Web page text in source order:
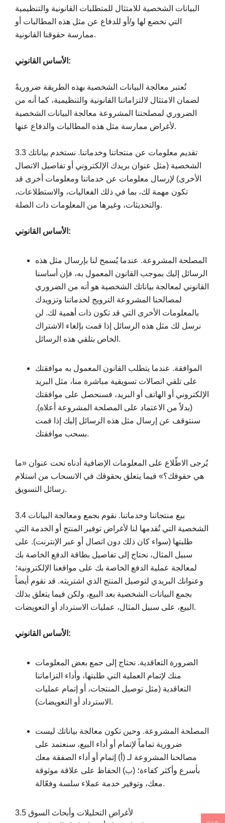
البيانات الشخصية للامتثال للمتطلبات القانونية والتنظيمية
التي نخضع لها و/أو للدفاع عن مثل هذه المطالبات أو
ممارسة حقوقنا القانونية.
الأساس القانوني:
تُعتبر معالجة البيانات الشخصية بهذه الطريقة ضروريةً
لضمان الامتثال لالتزاماتنا القانونية والتنظيمية، كما أنه من
الضروري لمصلحتنا المشروعة معالجة البيانات الشخصية
لأغراض ممارسة مثل هذه المطالبات والدفاع عنها.
3.3 تقديم معلومات عن منتجاتنا وخدماتنا. نستخدم بياناتك
الشخصية (مثل عنوان بريدك الإلكتروني أو تفاصيل الاتصال
الأخرى) لإرسال معلومات عن خدماتنا ومعلومات أخرى قد
تكون مهمة لك، بما في ذلك الفعاليات، والاستطلاعات،
والتحديثات، وغيرها من المعلومات ذات الصلة.
الأساس القانوني:
المصلحة المشروعة. عندما يُسمح لنا بإرسال مثل هذه
الرسائل إليك بموجب القانون المعمول به، فإن أساسنا
القانوني لمعالجة بياناتك الشخصية هو أنه من الضروري
لمصالحنا المشروعة الترويج لخدماتنا وتزويدك
بالمعلومات الأخرى التي قد تكون ذات أهمية لك. لن
نرسل لك مثل هذه الرسائل إذا قمت بإلغاء الاشتراك
الخاص بتلقي هذه الرسائل.
الموافقة. عندما يتطلب القانون المعمول به موافقتك
على تلقي اتصالات تسويقية مباشرة منا، مثل البريد
الإلكتروني أو الهاتف أو البريد، فسنحصل على موافقتك
(بدلاً من الاعتماد على المصلحة المشروعة أعلاه).
سنتوقف عن إرسال مثل هذه الرسائل إليك إذا قمت
بسحب موافقتك.
يُرجى الاطّلاع على المعلومات الإضافية أدناه تحت عنوان «ما
هي حقوقك؟» فيما يتعلق بحقوقك في الانسحاب من استلام
رسائل التسويق.
3.4 بيع منتجاتنا وخدماتنا. نقوم بجمع ومعالجة البيانات
الشخصية التي تُقدمها لنا لأغراض توفير المنتج أو الخدمة التي
طلبتها (سواء كان ذلك دون اتصال أو عبر الإنترنت). على
سبيل المثال، نحتاج إلى تفاصيل بطاقة الدفع الخاصة بك
لمعالجة عملية الدفع الخاصة بك على مواقعنا الإلكترونية؛
وعنوانك البريدي لتوصيل المنتج الذي اشتريته. قد نقوم أيضاً
بجمع البيانات الشخصية بعد البيع، ولكن فيما يتعلق بذلك
البيع، على سبيل المثال، عمليات الاسترداد أو التعويضات.
الأساس القانوني:
الضرورة التعاقدية. نحتاج إلى جمع بعض المعلومات
منك لإتمام العملية التي طلبتها، وأداء التزاماتنا
التعاقدية (مثل توصيل المنتجات، أو إتمام عمليات
الاسترداد أو التعويضات).
المصلحة المشروعة. وحين تكون معالجة بياناتك ليست
ضرورية تماماً لإتمام أو أداء البيع، سنعتمد على
مصالحنا المشروعة لـ (أ) إتمام أو أداء الصفقة معك
بأسرع وأكثر كفاءة؛ (ب) الحفاظ على علاقة موثوقة
معك، وتوفير خدمة عملاء سلسة وفعّالة.
3.5 لأغراض التحليلات وأبحاث السوق